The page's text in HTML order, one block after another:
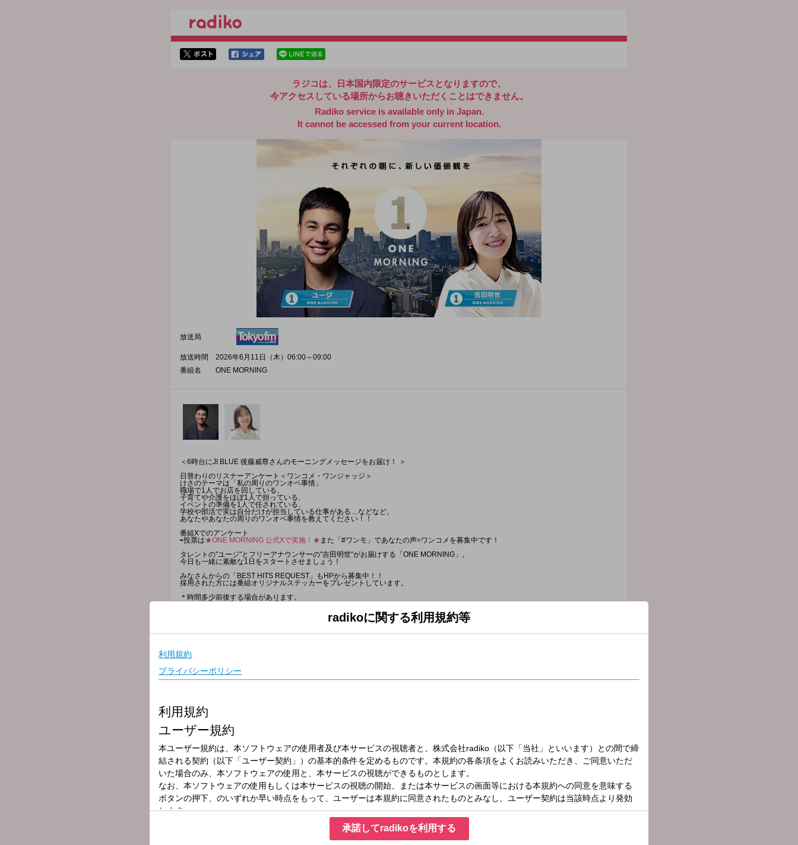
ラジコは、日本国内限定のサービスとなりますので、
今アクセスしている場所からお聴きいただくことはできません。
Radiko service is available only in Japan.
It cannot be accessed from your current location.
放送局
放送時間
2026年6月11日（木）06:00～09:00
番組名
ONE MORNING
＜6時台にJI BLUE 後藤威尊さんのモーニングメッセージをお届け！ ＞
日替わりのリスナーアンケート＜ワンコメ・ワンジャッジ＞
けさのテーマは「私の周りのワンオペ事情」
職場で1人でお店を回している、
子育てや介護をほぼ1人で担っている、
イベントの準備を1人で任されている、
学校や部活で実は自分だけが担当している仕事がある…などなど。
あなたやあなたの周りのワンオペ事情を教えてください！！
番組Xでのアンケート
⇨投票は★ONE MORNING 公式Xで実施！★ また「#ワンモ」であなたの声=ワンコメを募集中です！
タレントの"ユージ"とフリーアナウンサーの"吉田明世"がお届けする「ONE MORNING」。
今日も一緒に素敵な1日をスタートさせましょう！
みなさんからの「BEST HITS REQUEST」もHPから募集中！！
採用された方には番組オリジナルステッカーをプレゼントしています。
＊時間多少前後する場合があります。
▽06:00〜 【 HEADLINE NEWS & WEATHER 】
あなた自身が“ワンオペ”で回している現場がある人。
どちらの目線でもかまいません。
どんな“ワンオペ”なのか？
番組がピックアップしたニュースやトピックスについての
アナタの意見＝ワンコメをお聞かせください。
「ONE MORNING」公式Xや番組メッセージフォームからお願いします！
Xでは「ワンジャッジ」も実施中！
7時台、8時台でも随所で紹介していきます。
▽06:25〜 【 WEATHER 】
全国の最新のお天気をお伝えします。
▽06:30〜 【 HEADLINE NEWS & WEATHER 】
HEADLINE NEWSと天気予報をお届けします。
▽06:55〜 【 MY OLYMPIC 】
トップアスリートたちが出演！ 日本各地で開催される競技会などを通して、かつての名選手から将来有望なオリンピック代表選手のタ
マゴまで選手を紹介。
全国のお天気と最新のHEADLINE NEWSをお届け！
番組コメンテーターの塚越健司さんが解説します。
radikoに関する利用規約等
承諾してradikoを利用する